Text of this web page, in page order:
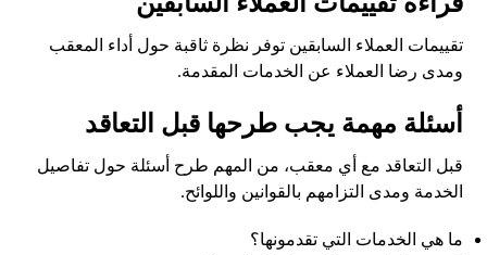
تقييمات العملاء السابقين توفر نظرة ثاقبة حول أداء المعقب
ومدى رضا العملاء عن الخدمات المقدمة.
أسئلة مهمة يجب طرحها قبل التعاقد
قبل التعاقد مع أي معقب، من المهم طرح أسئلة حول تفاصيل
الخدمة ومدى التزامهم بالقوانين واللوائح.
ما هي الخدمات التي تقدمونها؟